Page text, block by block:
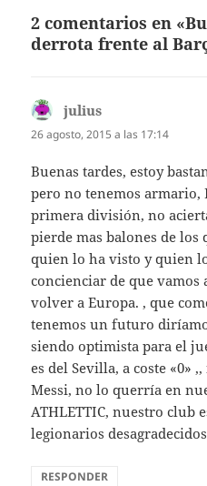
2 comentarios en
derrota frente al
julius
26 agosto, 2015 a las 17:14
Buenas tardes, estoy
pero no tenemos armario,
primera división, no
pierde mas balones de los
quien lo ha visto y quien
concienciar de que vamos
volver a Europa. , que
tenemos un futuro
siendo optimista para el
es del Sevilla, a coste «0»
Messi, no lo querría en
ATHLETTIC, nuestro club
legionarios
RESPONDER